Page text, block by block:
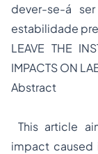
dever-se-á
estabilidade
LEAVE THE
IMPACTS ON
Abstract
This article
impact caused